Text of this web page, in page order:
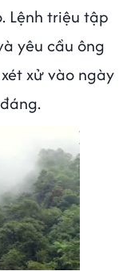
Lệnh triệu tập
yêu cầu ông
xử vào ngày